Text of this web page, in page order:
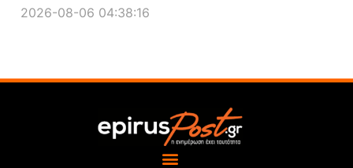
2026-08-06 04:38:16